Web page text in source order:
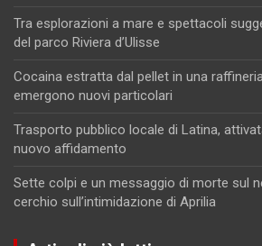
Tra esplorazioni a mare e spettacoli
del parco Riviera d’Ulisse
Cocaina estratta dal pellet in una
emergono nuovi particolari
Trasporto pubblico locale di Latina,
nuovo affidamento
Sette colpi e un messaggio di morte sul
cerchio sull’intimidazione di Aprilia